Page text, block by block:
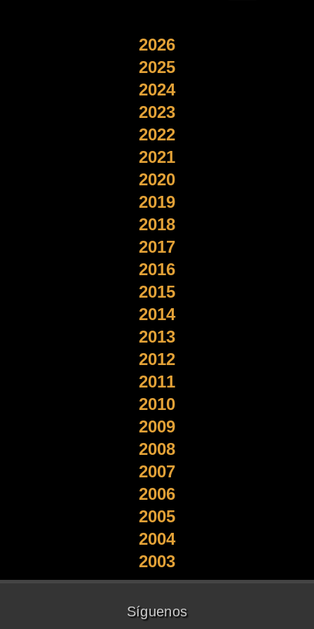
2026
2025
2024
2023
2022
2021
2020
2019
2018
2017
2016
2015
2014
2013
2012
2011
2010
2009
2008
2007
2006
2005
2004
2003
Síguenos